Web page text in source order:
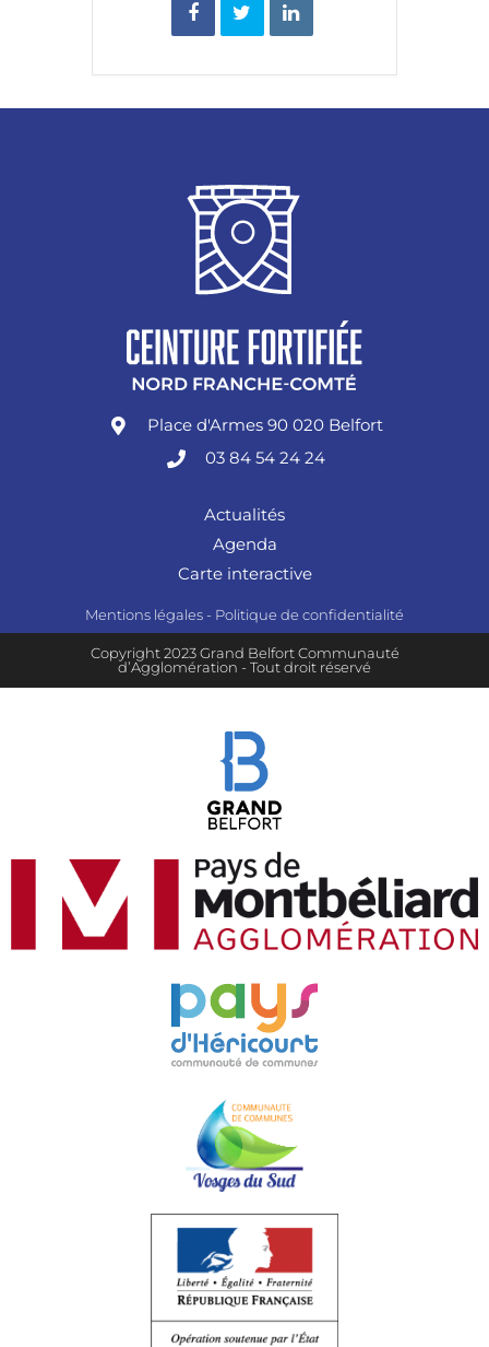
Place d'Armes 90 020 Belfort
03 84 54 24 24
Actualités
Agenda
Carte interactive
Mentions légales - Politique de confidentialité
Copyright 2023 Grand Belfort Communauté
d’Agglomération - Tout droit réservé